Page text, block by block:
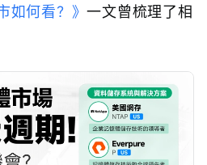
如何看？》一文曾梳理了相